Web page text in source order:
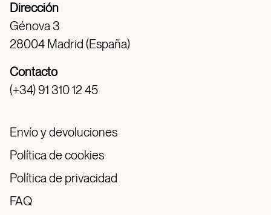
Dirección
Génova 3
28004 Madrid (España)
Contacto
(+34) 91 310 12 45
Envío y devoluciones
Política de cookies
Política de privacidad
FAQ